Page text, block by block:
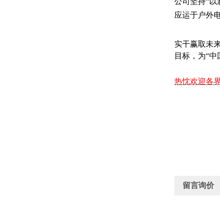
应运于户外
实干赢取未
目标，为“
热忱欢迎各
留言询价